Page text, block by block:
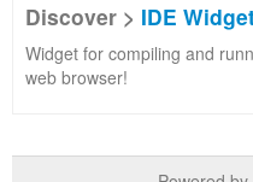
Discover > IDE
Widget for compiling and
web browser!